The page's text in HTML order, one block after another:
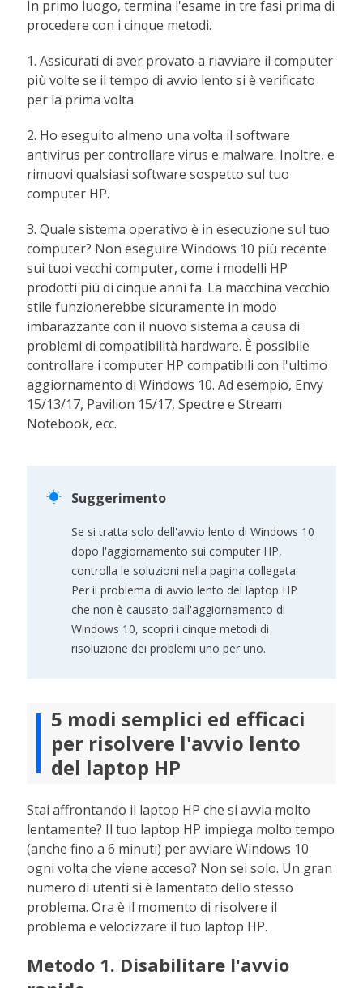
In primo luogo, termina l'esame in tre fasi prima di
procedere con i cinque metodi.
1. Assicurati di aver provato a riavviare il computer
più volte se il tempo di avvio lento si è verificato
per la prima volta.
2. Ho eseguito almeno una volta il software
antivirus per controllare virus e malware. Inoltre, e
rimuovi qualsiasi software sospetto sul tuo
computer HP.
3. Quale sistema operativo è in esecuzione sul tuo
computer? Non eseguire Windows 10 più recente
sui tuoi vecchi computer, come i modelli HP
prodotti più di cinque anni fa. La macchina vecchio
stile funzionerebbe sicuramente in modo
imbarazzante con il nuovo sistema a causa di
problemi di compatibilità hardware. È possibile
controllare i computer HP compatibili con l'ultimo
aggiornamento di Windows 10. Ad esempio, Envy
15/13/17, Pavilion 15/17, Spectre e Stream
Notebook, ecc.
 Suggerimento
Se si tratta solo dell'avvio lento di Windows 10
dopo l'aggiornamento sui computer HP,
controlla le soluzioni nella pagina collegata.
Per il problema di avvio lento del laptop HP
che non è causato dall'aggiornamento di
Windows 10, scopri i cinque metodi di
risoluzione dei problemi uno per uno.
5 modi semplici ed efficaci
per risolvere l'avvio lento
del laptop HP
Stai affrontando il laptop HP che si avvia molto
lentamente? Il tuo laptop HP impiega molto tempo
(anche fino a 6 minuti) per avviare Windows 10
ogni volta che viene acceso? Non sei solo. Un gran
numero di utenti si è lamentato dello stesso
problema. Ora è il momento di risolvere il
problema e velocizzare il tuo laptop HP.
Metodo 1. Disabilitare l'avvio